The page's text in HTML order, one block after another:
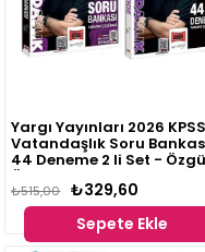
Yargı Yayınları 2026 KPSS
Vatandaşlık Soru
44 Deneme 2 li Set -
Özkınık
₺329,60
₺515,00
Sepete Ekle